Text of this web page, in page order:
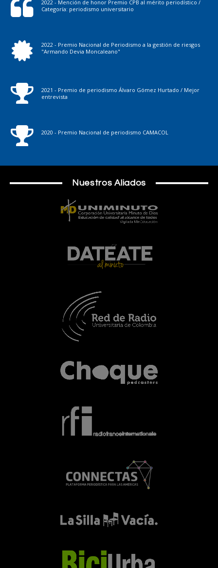
2022 - Mención de honor Premio CPB al mérito periodístico /
Categoría: periodismo universitario
2022 - Premio Nacional de Periodismo a la gestión de riesgos
"Armando Devia Moncaleano"
2021 - Premio de periodismo Álvaro Gómez Hurtado / Mejor
entrevista
2020 - Premio Nacional de periodismo CAMACOL
Nuestros Aliados